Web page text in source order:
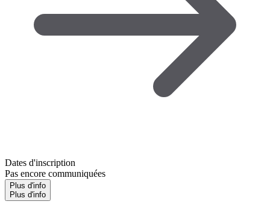
Dates d'inscription
Pas encore communiquées
Plus d'info
Plus d'info